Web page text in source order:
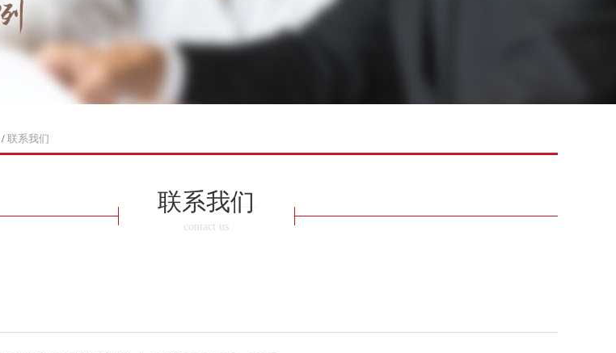
/ 联系我们
联系我们
contact us